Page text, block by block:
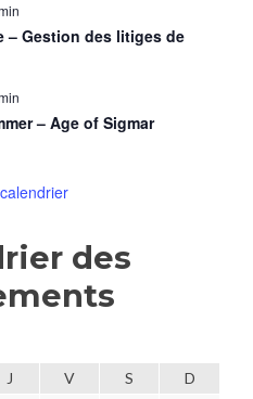
– Gestion des litiges de
– Age of Sigmar
des
J V S
D